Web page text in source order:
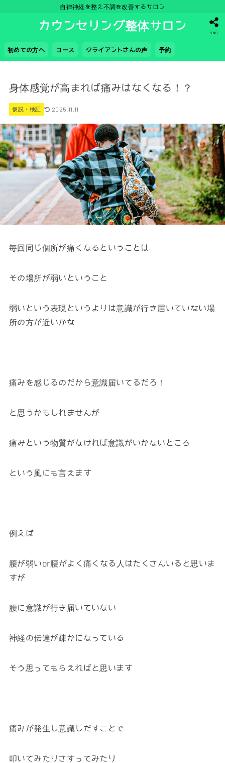
自律神経を整え不調を改善するサロン
カウンセリング整体サロン
初めての方へ コース クライアントさんの声 予約
SNS
身体感覚が高まれば痛みはなくなる！？
仮説・検証 2025.11.11
毎回同じ個所が痛くなるということは
その場所が弱いということ
弱いという表現というよりは意識が行き届いていない場
所の方が近いかな
痛みを感じるのだから意識届いてるだろ！
と思うかもしれませんが
痛みという物質がなければ意識がいかないところ
という風にも言えます
例えば
腰が弱いor腰がよく痛くなる人はたくさんいると思いま
すが
腰に意識が行き届いていない
神経の伝達が疎かになっている
そう思ってもらえればと思います
痛みが発生し意識しだすことで
叩いてみたりさすってみたり